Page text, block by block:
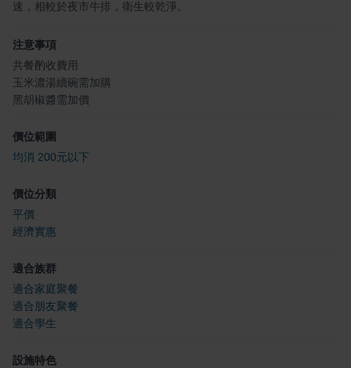
速，相較於夜市牛排，衛生較乾淨。
注意事項
共餐酌收費用
玉米濃湯續碗需加購
黑胡椒醬需加價
價位範圍
均消 200元以下
價位分類
平價
經濟實惠
適合族群
適合家庭聚餐
適合朋友聚餐
適合學生
設施特色